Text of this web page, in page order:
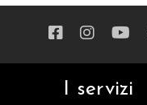
I servizi